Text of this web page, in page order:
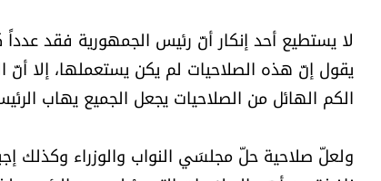
يقول إنّ هذه الصلاحيات لم يكن يستعملها، إلا أنّ
الكم الهائل من الصلاحيات يجعل الجميع يهاب